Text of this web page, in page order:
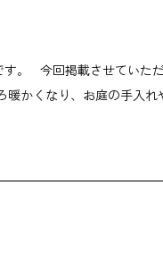
。 今回掲載させていた
暖かくなり、お庭の手入